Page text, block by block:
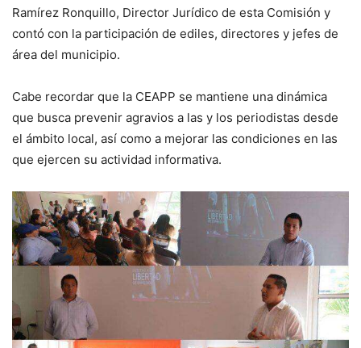
Ramírez Ronquillo, Director Jurídico de esta Comisión y
contó con la participación de ediles, directores y jefes de
área del municipio.
Cabe recordar que la CEAPP se mantiene una dinámica
que busca prevenir agravios a las y los periodistas desde
el ámbito local, así como a mejorar las condiciones en las
que ejercen su actividad informativa.